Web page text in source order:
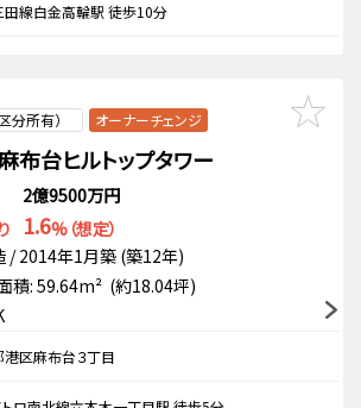
田線白金高輪駅 徒歩10分
分所有） オーナーチェンジ
布台ヒルトップタワー
2億9500万円
1.6%（想定）
/ 2014年1月築 (築12年)
積: 59.64m² (約18.04坪)
港区麻布台３丁目